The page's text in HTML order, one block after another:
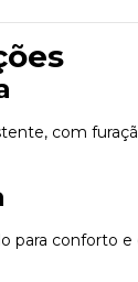
com
para conforto